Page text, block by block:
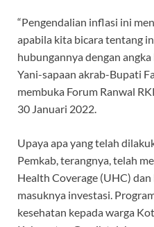
“Pengendalian inflasi ini
apabila kita bicara tentang
hubungannya dengan
Yani-sapaan akrab-Bupati
membuka Forum Ranwal
30 Januari 2022.
Upaya apa yang telah
Pemkab, terangnya, telah
Health Coverage (UHC)
masuknya investasi.
kesehatan kepada warga